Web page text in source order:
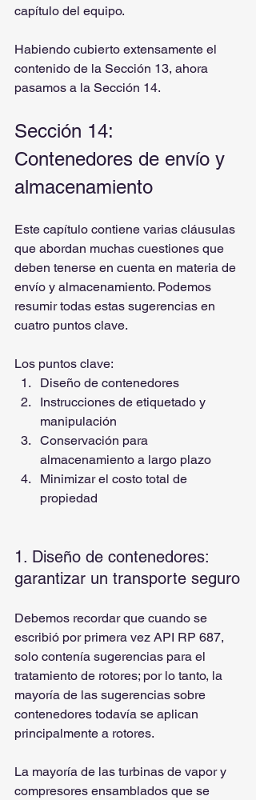
capítulo del equipo.
Habiendo cubierto extensamente el
contenido de la Sección 13, ahora
pasamos a la Sección 14.
Sección 14:
Contenedores de envío y
almacenamiento
Este capítulo contiene varias cláusulas
que abordan muchas cuestiones que
deben tenerse en cuenta en materia de
envío y almacenamiento. Podemos
resumir todas estas sugerencias en
cuatro puntos clave.
Los puntos clave:
Diseño de contenedores
Instrucciones de etiquetado y
manipulación
Conservación para
almacenamiento a largo plazo
Minimizar el costo total de
propiedad
1. Diseño de contenedores:
garantizar un transporte seguro
Debemos recordar que cuando se
escribió por primera vez API RP 687,
solo contenía sugerencias para el
tratamiento de rotores; por lo tanto, la
mayoría de las sugerencias sobre
contenedores todavía se aplican
principalmente a rotores.
La mayoría de las turbinas de vapor y
compresores ensamblados que se